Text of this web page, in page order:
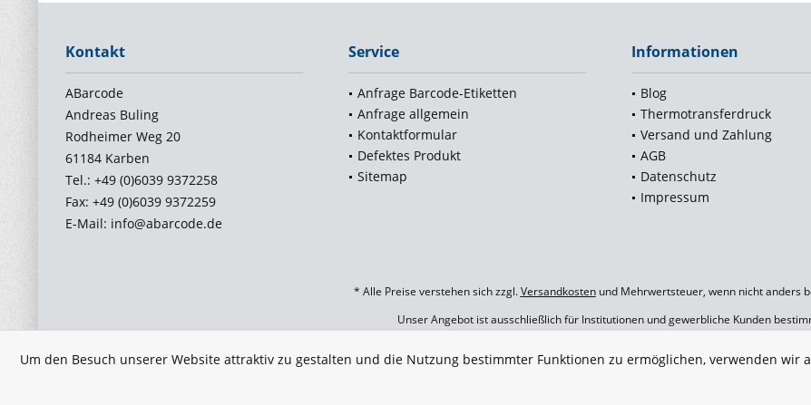
Kontakt
ABarcode
Andreas Buling
Rodheimer Weg 20
61184 Karben
Tel.: +49 (0)6039 9372258
Fax: +49 (0)6039 9372259
E-Mail: info@abarcode.de
Service
Anfrage Barcode-Etiketten
Anfrage allgemein
Kontaktformular
Defektes Produkt
Sitemap
Informationen
Blog
Thermotransferdruck
Versand und Zahlung
AGB
Datenschutz
Impressum
* Alle Preise verstehen sich zzgl.Versandkostenund Mehrwertsteuer, wenn nicht anders
Unser Angebot ist ausschließlich für Institutionen und gewerbliche Kunden
Um den Besuch unserer Website attraktiv zu gestalten und die Nutzung bestimmter Funktionen zu ermöglichen, verwenden wir